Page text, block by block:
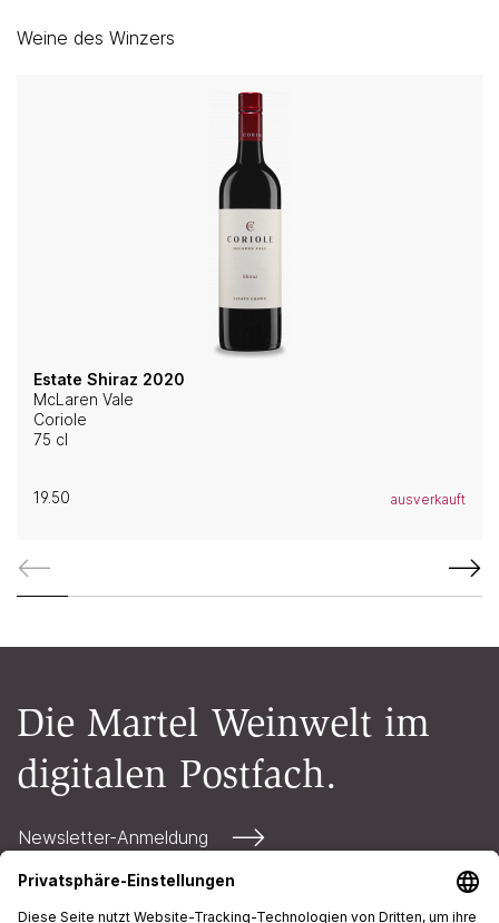
Weine des Winzers
Estate Shiraz 2020
McLaren Vale
Coriole
75 cl
19.50 ausverkauft
Die Martel Weinwelt im
digitalen Postfach.
Newsletter-Anmeldung